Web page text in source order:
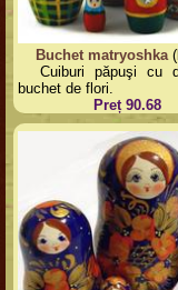
Buchet matryoshka
Cuiburi păpuşi cu
buchet de flori.
Preț 90.68